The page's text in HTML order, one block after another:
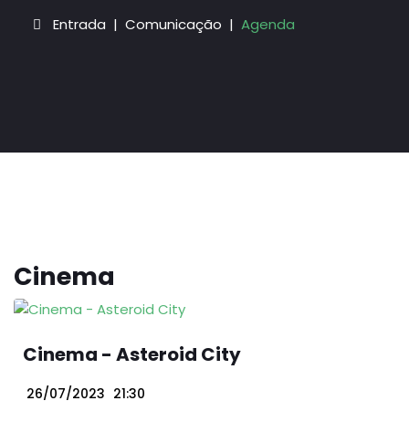
Entrada Comunicação Agenda
Cinema
Cinema - Asteroid City
26/07/2023 21:30